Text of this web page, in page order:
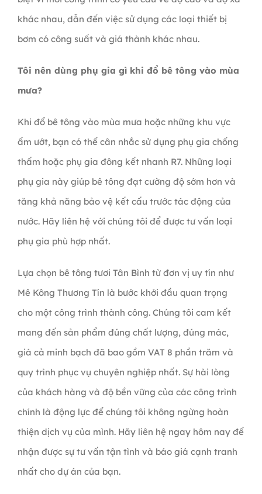
khác nhau, dẫn đến việc sử dụng các loại thiết bị
bơm có công suất và giá thành khác nhau.
Tôi nên dùng phụ gia gì khi đổ bê tông vào mùa
mưa?
Khi đổ bê tông vào mùa mưa hoặc những khu vực
ẩm ướt, bạn có thể cân nhắc sử dụng phụ gia chống
thấm hoặc phụ gia đông kết nhanh R7. Những loại
phụ gia này giúp bê tông đạt cường độ sớm hơn và
tăng khả năng bảo vệ kết cấu trước tác động của
nước. Hãy liên hệ với chúng tôi để được tư vấn loại
phụ gia phù hợp nhất.
Lựa chọn bê tông tươi Tân Bình từ đơn vị uy tín như
Mê Kông Thương Tín là bước khởi đầu quan trọng
cho một công trình thành công. Chúng tôi cam kết
mang đến sản phẩm đúng chất lượng, đúng mác,
giá cả minh bạch đã bao gồm VAT 8 phần trăm và
quy trình phục vụ chuyên nghiệp nhất. Sự hài lòng
của khách hàng và độ bền vững của các công trình
chính là động lực để chúng tôi không ngừng hoàn
thiện dịch vụ của mình. Hãy liên hệ ngay hôm nay để
nhận được sự tư vấn tận tình và báo giá cạnh tranh
nhất cho dự án của bạn.